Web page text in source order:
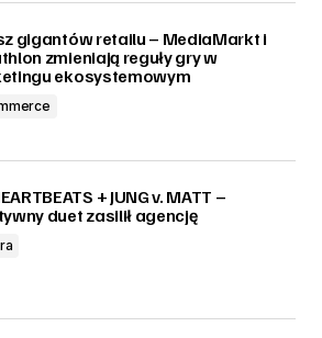
gigantów retailu – MediaMarkt i
zmieniają reguły gry w
ekosystemowym
+ JUNG v. MATT –
duet zasilił agencję